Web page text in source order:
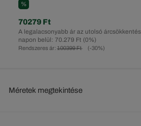
%
Rendszeres ár: 100399 Ft (-30%)
A legalacsonyabb ár az utolsó
napon belül: 70.279 Ft (0%)
70279 Ft
Méretek megtekintése